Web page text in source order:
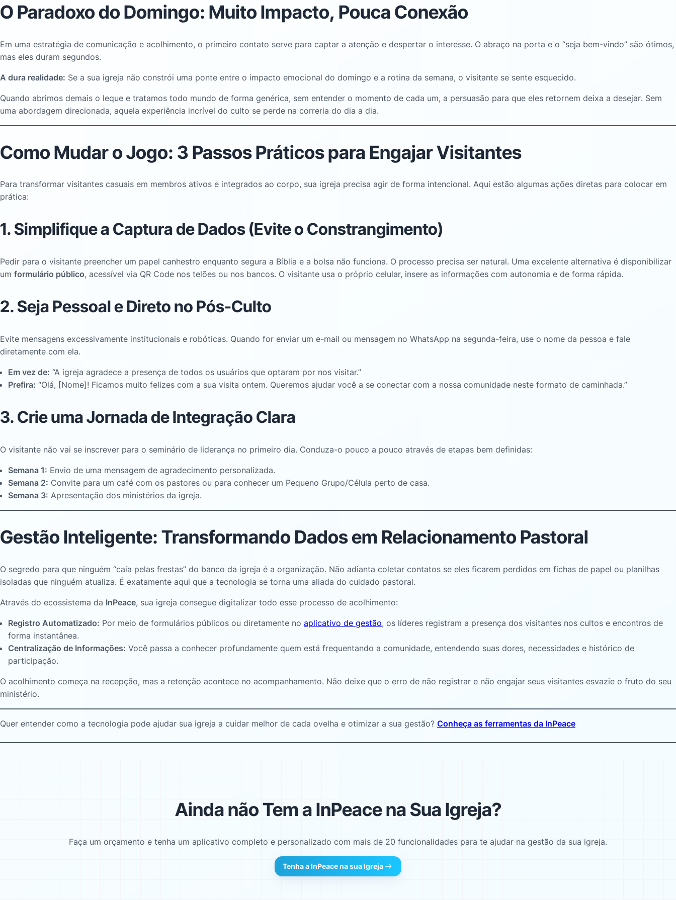
O Paradoxo do Domingo: Muito Impacto, Pouca Conexão
Em uma estratégia de comunicação e acolhimento, o primeiro contato serve para captar a atenção e despertar o interesse. O abraço na porta e o “seja bem-vindo” são ótimos,
mas eles duram segundos.
A dura realidade: Se a sua igreja não constrói uma ponte entre o impacto emocional do domingo e a rotina da semana, o visitante se sente esquecido.
Quando abrimos demais o leque e tratamos todo mundo de forma genérica, sem entender o momento de cada um, a persuasão para que eles retornem deixa a desejar. Sem
uma abordagem direcionada, aquela experiência incrível do culto se perde na correria do dia a dia.
Como Mudar o Jogo: 3 Passos Práticos para Engajar Visitantes
Para transformar visitantes casuais em membros ativos e integrados ao corpo, sua igreja precisa agir de forma intencional. Aqui estão algumas ações diretas para colocar em
prática:
1. Simplifique a Captura de Dados (Evite o Constrangimento)
Pedir para o visitante preencher um papel canhestro enquanto segura a Bíblia e a bolsa não funciona. O processo precisa ser natural. Uma excelente alternativa é disponibilizar
um formulário público, acessível via QR Code nos telões ou nos bancos. O visitante usa o próprio celular, insere as informações com autonomia e de forma rápida.
2. Seja Pessoal e Direto no Pós-Culto
Evite mensagens excessivamente institucionais e robóticas. Quando for enviar um e-mail ou mensagem no WhatsApp na segunda-feira, use o nome da pessoa e fale
diretamente com ela.
Em vez de: “A igreja agradece a presença de todos os usuários que optaram por nos visitar.”
Prefira: “Olá, [Nome]! Ficamos muito felizes com a sua visita ontem. Queremos ajudar você a se conectar com a nossa comunidade neste formato de caminhada.”
3. Crie uma Jornada de Integração Clara
O visitante não vai se inscrever para o seminário de liderança no primeiro dia. Conduza-o pouco a pouco através de etapas bem definidas:
Semana 1: Envio de uma mensagem de agradecimento personalizada.
Semana 2: Convite para um café com os pastores ou para conhecer um Pequeno Grupo/Célula perto de casa.
Semana 3: Apresentação dos ministérios da igreja.
Gestão Inteligente: Transformando Dados em Relacionamento Pastoral
O segredo para que ninguém “caia pelas frestas” do banco da igreja é a organização. Não adianta coletar contatos se eles ficarem perdidos em fichas de papel ou planilhas
isoladas que ninguém atualiza. É exatamente aqui que a tecnologia se torna uma aliada do cuidado pastoral.
Através do ecossistema da InPeace, sua igreja consegue digitalizar todo esse processo de acolhimento:
Registro Automatizado: Por meio de formulários públicos ou diretamente no aplicativo de gestão, os líderes registram a presença dos visitantes nos cultos e encontros de
forma instantânea.
Centralização de Informações: Você passa a conhecer profundamente quem está frequentando a comunidade, entendendo suas dores, necessidades e histórico de
participação.
O acolhimento começa na recepção, mas a retenção acontece no acompanhamento. Não deixe que o erro de não registrar e não engajar seus visitantes esvazie o fruto do seu
ministério.
Quer entender como a tecnologia pode ajudar sua igreja a cuidar melhor de cada ovelha e otimizar a sua gestão? Conheça as ferramentas da InPeace
Ainda não Tem a InPeace na Sua Igreja?
Faça um orçamento e tenha um aplicativo completo e personalizado com mais de 20 funcionalidades para te ajudar na gestão da sua igreja.
Tenha a InPeace na sua Igreja